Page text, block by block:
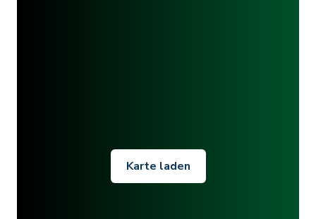
Karte laden